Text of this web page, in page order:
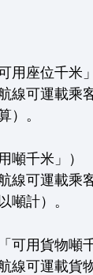
用座位千米
線可運載乘
）。
噸千米」）
線可運載乘
噸計）。
可用貨物噸
線可運載貨